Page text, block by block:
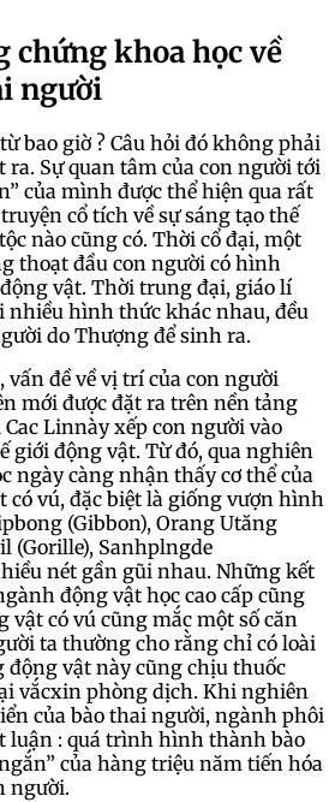
chứng khoa học về
người
bao giờ ? Câu hỏi đó không phải
ra. Sự quan tâm của con người tới
của mình được thể hiện qua rất
cổ tích về sự sáng tạo thế
nào cũng có. Thời cổ đại, một
thoạt đầu con người có hình
vật. Thời trung đại, giáo lí
nhiều hình thức khác nhau, đều
do Thượng để sinh ra.
đề về vị trí của con người
mới được đặt ra trên nền tảng
Linnày xếp con người vào
giới động vật. Từ đó, qua nghiên
ngày càng nhận thấy cơ thể của
có vú, đặc biệt là giống vượn hình
(Gibbon), Orang Utăng
(Gorille), Sanhplngde
nét gần gũi nhau. Những kết
động vật học cao cấp cũng
vật có vú cũng mắc một số căn
ta thường cho rằng chỉ có loài
động vật này cũng chịu thuốc
vắcxin phòng dịch. Khi nghiên
của bào thai người, ngành phôi
luận : quá trình hình thành bào
của hàng triệu năm tiến hóa
người.